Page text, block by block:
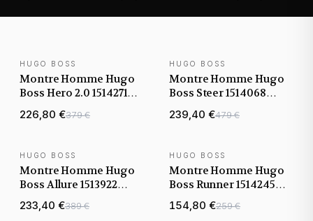
NOUVEAUTÉ
HUGO BOSS
Montre Homme Hugo
Boss Hero 2.0 1514271
noire bracelet mailles
acier inoxydable
226,80 €379 €
NOUVEAUTÉ
HUGO BOSS
Montre Homme Hugo
Boss Steer 1514068
noire bracelet maillons
acier
239,40 €479 €
NOUVEAUTÉ
HUGO BOSS
Montre Homme Hugo
Boss Allure 1513922
bicolore argent/noir
bracelet acier
233,40 €389 €
NOUVEAUTÉ
HUGO BOSS
Montre Homme Hugo
Boss Runner 1514245
noir et bleu bracelet
silicone
154,80 €259 €